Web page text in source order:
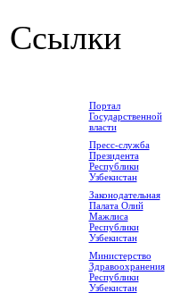
Ссылки
Портал
Государственной
власти
Пресс-служба
Президента
Республики
Узбекистан
Законодательная
Палата Олий
Мажлиса
Республики
Узбекистан
Министерство
Здравоохранения
Республики
Узбекистан